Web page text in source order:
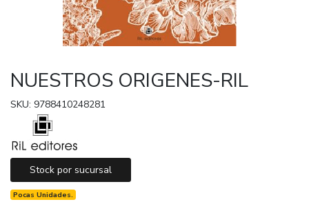
NUESTROS ORIGENES-RIL
SKU: 9788410248281
Stock por sucursal
Pocas Unidades.